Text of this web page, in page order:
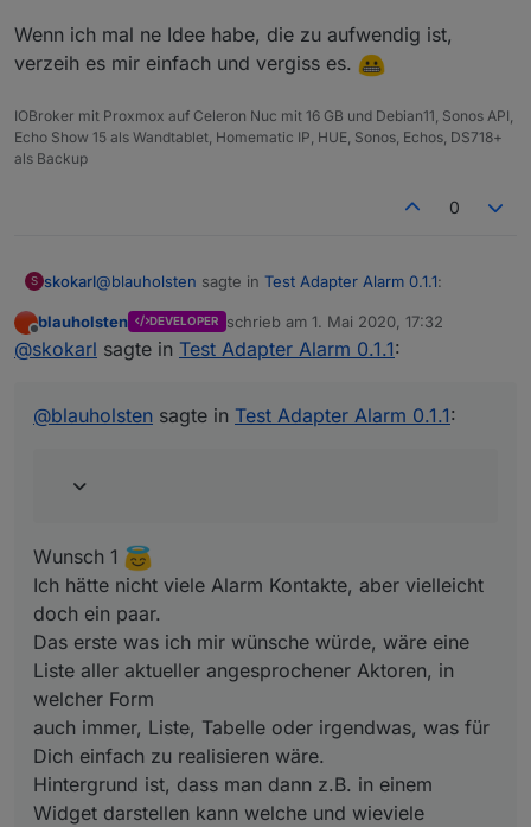
Wenn ich mal ne Idee habe, die zu aufwendig ist,
verzeih es mir einfach und vergiss es.
IOBroker mit Proxmox auf Celeron Nuc mit 16 GB und Debian11, Sonos API,
Echo Show 15 als Wandtablet, Homematic IP, HUE, Sonos, Echos, DS718+
als Backup
0
S skokarl@blauholsten sagte in Test Adapter Alarm 0.1.1:
Natürlich darf man das, eher im Gegenteil, ist
jedoch mein bestes.
Ich hätte nicht viele Alarm Kontakte, aber vielleicht doch
Dich einfach zu realisieren wäre.
Hintergrund ist, dass man dann z.B. in einem Widget
darstellen kann welche und wieviele Aktoren gerade
angesprochen haben. Somit erspart man sich, dass alle
Aktoren einzeln abgefagt werden müssen.
Offline
blauholsten DEVELOPER schrieb am 1. Mai 2020, 17:32
zuletzt editiert von
@skokarl sagte in Test Adapter Alarm 0.1.1:
@blauholsten sagte in Test Adapter Alarm 0.1.1:
Wunsch 1
Ich hätte nicht viele Alarm Kontakte, aber vielleicht
doch ein paar.
Das erste was ich mir wünsche würde, wäre eine
Liste aller aktueller angesprochener Aktoren, in
welcher Form
auch immer, Liste, Tabelle oder irgendwas, was für
Dich einfach zu realisieren wäre.
Hintergrund ist, dass man dann z.B. in einem
Widget darstellen kann welche und wieviele